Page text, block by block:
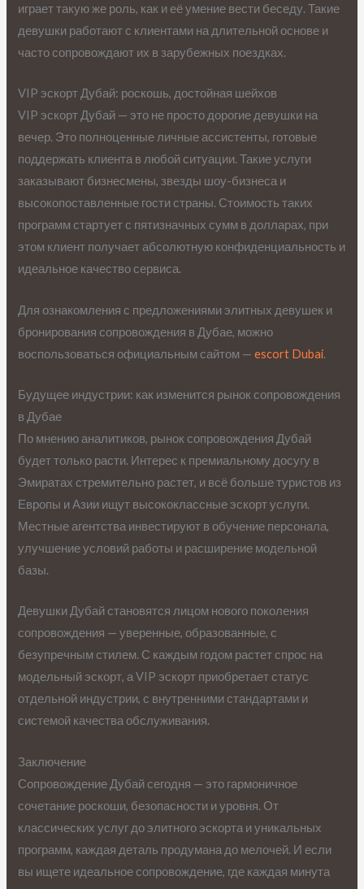
играет такую же роль, как и её умение вести беседу. Такие
девушки работают с клиентами на длительной основе и
часто сопровождают их в зарубежных поездках.
VIP эскорт Дубай: роскошь, достойная шейхов
VIP эскорт Дубай — это не просто дорогие девушки на
вечер. Это полноценные личные ассистенты, готовые
поддержать клиента в любой ситуации. Такие услуги
заказывают бизнесмены, звезды шоу-бизнеса и
высокопоставленные гости страны. Стоимость таких
программ стартует с пятизначных сумм в долларах, при
этом клиент получает абсолютную конфиденциальность и
идеальное качество сервиса.
Для ознакомления с предложениями элитных девушек и
бронирования сопровождения в Дубае, можно
воспользоваться официальным сайтом —escort Dubai.
Будущее индустрии: как изменится рынок сопровождения
в Дубае
По мнению аналитиков, рынок сопровождения Дубай
будет только расти. Интерес к премиальному досугу в
Эмиратах стремительно растет, и всё больше туристов из
Европы и Азии ищут высококлассные эскорт услуги.
Местные агентства инвестируют в обучение персонала,
улучшение условий работы и расширение модельной
базы.
Девушки Дубай становятся лицом нового поколения
сопровождения — уверенные, образованные, с
безупречным стилем. С каждым годом растет спрос на
модельный эскорт, а VIP эскорт приобретает статус
отдельной индустрии, с внутренними стандартами и
системой качества обслуживания.
Заключение
Сопровождение Дубай сегодня — это гармоничное
сочетание роскоши, безопасности и уровня. От
классических услуг до элитного эскорта и уникальных
программ, каждая деталь продумана до мелочей. И если
вы ищете идеальное сопровождение, где каждая минута